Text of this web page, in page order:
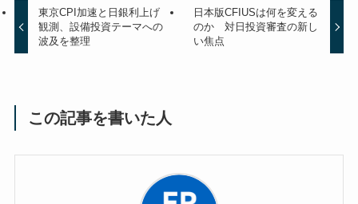
東京CPI加速と日銀利上げ
観測、設備投資テーマへの
波及を整理
日本版CFIUSは何を変える
のか 対日投資審査の新し
い焦点
この記事を書いた人